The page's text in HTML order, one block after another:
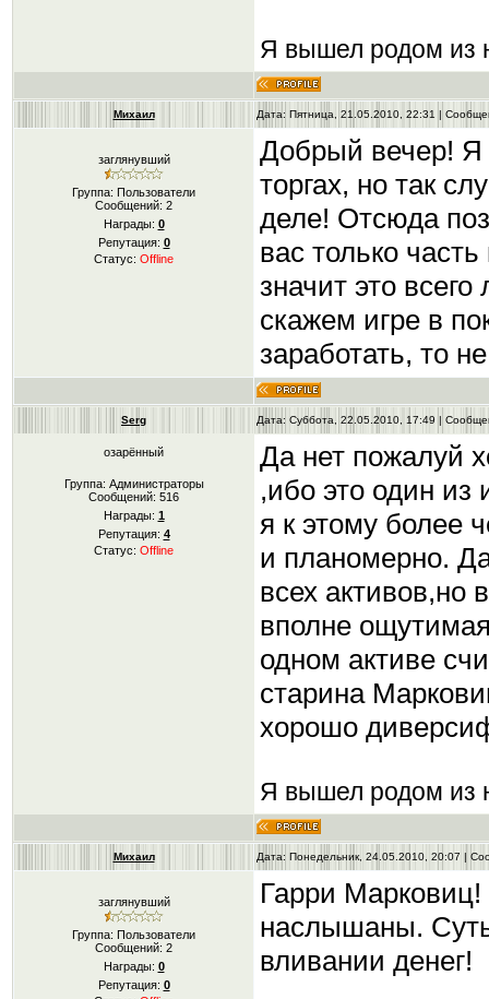
Я вышел родом из
Михаил Дата: Пятница, 21.05.2010, 22:31 |
заглянувший
Группа: Пользователи
Сообщений: 2
Награды: 0
Репутация: 0
Статус: Offline
Добрый вечер! Я
торгах, но так
деле! Отсюда
вас только
значит это
скажем игре в
заработать, то
Serg Дата: Суббота, 22.05.2010, 17:49 |
озарённый
Группа: Администраторы
Сообщений: 516
Награды: 1
Репутация: 4
Статус: Offline
Да нет пожалуй
,ибо это один из
я к этому более
и планомерно.
всех активов,но
вполне
одном активе
старина
хорошо
Я вышел родом из
Михаил Дата: Понедельник, 24.05.2010, 20:07 |
заглянувший
Группа: Пользователи
Сообщений: 2
Награды: 0
Репутация: 0
Гарри
наслышаны.
вливании денег!